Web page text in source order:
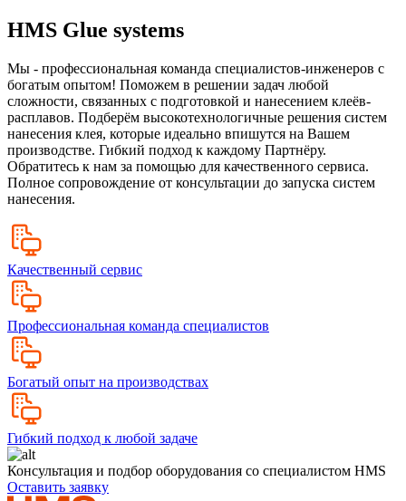
HMS Glue systems
Мы - профессиональная команда специалистов-инженеров с
богатым опытом! Поможем в решении задач любой
сложности, связанных с подготовкой и нанесением клеёв-
расплавов. Подберём высокотехнологичные решения систем
нанесения клея, которые идеально впишутся на Вашем
производстве. Гибкий подход к каждому Партнёру.
Обратитесь к нам за помощью для качественного сервиса.
Полное сопровождение от консультации до запуска систем
нанесения.
Качественный сервис
Профессиональная команда специалистов
Богатый опыт на производствах
Гибкий подход к любой задаче
Консультация и подбор оборудования со специалистом HMS
Оставить заявку